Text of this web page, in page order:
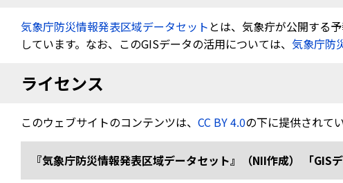
気象庁防災情報発表区域データセット とは、気象疔が公開する
しています。なお、このGISデータの活用については、 気象庁防
ライセンス
このウェブサイトのコンテンツは、 CC BY 4.0の下に提供されて
『気象庁防災情報発表区域データセット』（NII作成） 「GIS